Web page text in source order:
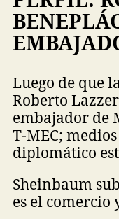
Luego de que
Roberto
embajador de
T-MEC;
diplomático
Sheinbaum
es el comercio